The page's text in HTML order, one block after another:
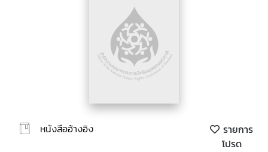
หนังสืออ้างอิง
รายการ
โปรด